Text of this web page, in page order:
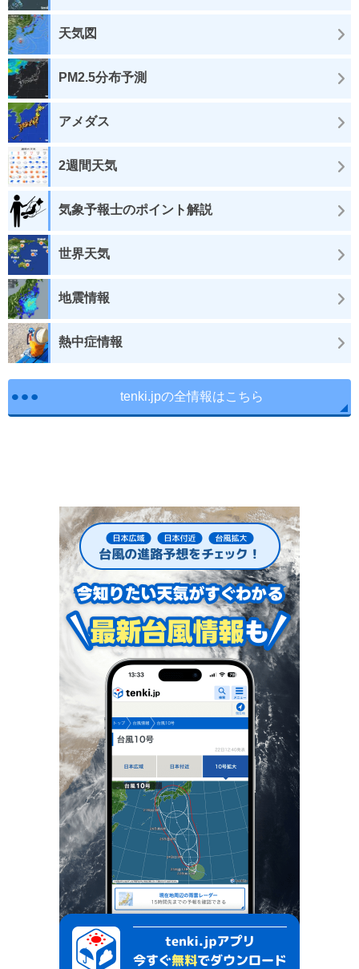
天気図
PM2.5分布予測
アメダス
2週間天気
気象予報士のポイント解説
世界天気
地震情報
熱中症情報
tenki.jpの全情報はこちら